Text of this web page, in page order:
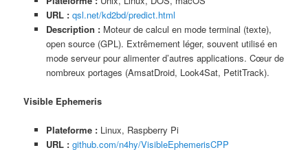
URL : qsl.net/kd2bd/predict.html
Description : Moteur de calcul en mode terminal (texte),
open source (GPL). Extrêmement léger, souvent utilisé en
mode serveur pour alimenter d’autres applications. Cœur de
nombreux portages (AmsatDroid, Look4Sat, PetitTrack).
Visible Ephemeris
Plateforme : Linux, Raspberry Pi
URL : github.com/n4hy/VisibleEphemerisCPP